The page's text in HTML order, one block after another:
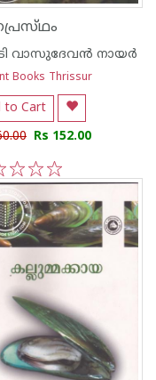
വാസുദേവന്‍ നായര്‍
Books Thrissur
to Cart
Rs 152.00
5
4
3